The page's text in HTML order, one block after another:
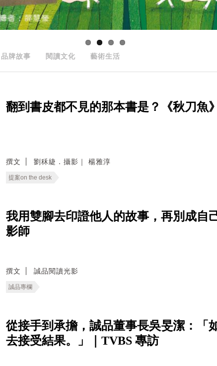
品牌故事 閱讀文化 藝術生活
翻到書皮都不見的那本書是？《秋刀魚
撰文 劉秝緁．攝影｜ 楊雅淳
提案on the desk
我用雙腳去印證他人的故事，再別成自
影師
撰文 誠品閱讀光影
誠品專欄
從接手到承擔，誠品董事長吳旻潔：「
去接受結果。」｜TVBS 專訪